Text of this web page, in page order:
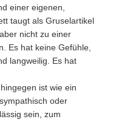
einer eigenen,
taugt als Gruselartikel
nicht zu einer
Es hat keine Gefühle,
langweilig. Es hat
ist wie ein
oder
sein, zum